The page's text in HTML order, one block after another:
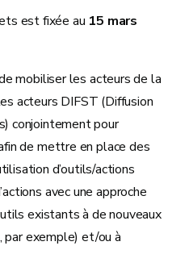
est fixée au 15 mars
mobiliser les acteurs de la
acteurs DIFST (Diffusion
conjointement pour
de mettre en place des
d’outils/actions
avec une approche
existants à de nouveaux
par exemple) et/ou à